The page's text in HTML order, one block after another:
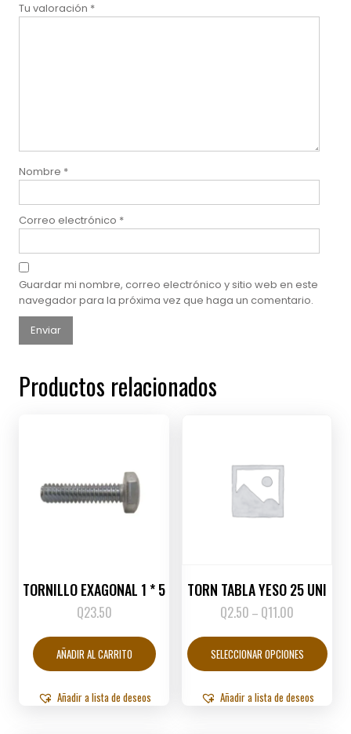
Tu valoración *
Nombre *
Correo electrónico *
Guardar mi nombre, correo electrónico y sitio web en este
navegador para la próxima vez que haga un comentario.
Productos relacionados
TORNILLO EXAGONAL 1 * 5
Q23.50
AÑADIR AL CARRITO
Añadir a lista de deseos
TORN TABLA YESO 25 UNI
Q2.50 – Q11.00
Q2.50
through
Q11.00
SELECCIONAR OPCIONES
tiene
Añadir a lista de deseos